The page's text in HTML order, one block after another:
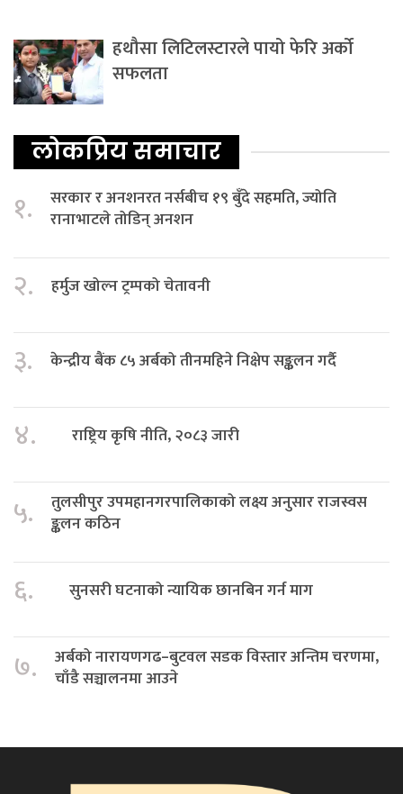
हथौसा लिटिलस्टारले पायो फेरि अर्को
सफलता
लोकप्रिय समाचार
१.
सरकार र अनशनरत नर्सबीच १९ बुँदे सहमति, ज्योति
रानाभाटले तोडिन् अनशन
२. हर्मुज खोल्न ट्रम्पको चेतावनी
३. केन्द्रीय बैंक ८५ अर्बको तीनमहिने निक्षेप सङ्कलन गर्दै
४. राष्ट्रिय कृषि नीति, २०८३ जारी
५.
तुलसीपुर उपमहानगरपालिकाको लक्ष्य अनुसार राजस्वस
ङ्कलन कठिन
६. सुनसरी घटनाको न्यायिक छानबिन गर्न माग
७.
अर्बको नारायणगढ–बुटवल सडक विस्तार अन्तिम चरणमा,
चाँडै सञ्चालनमा आउने